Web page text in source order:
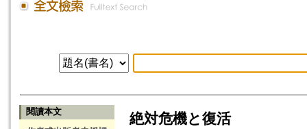
閱讀本文
絶対危機と復活